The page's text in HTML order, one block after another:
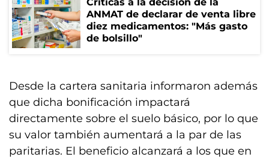
ANMAT de declarar de venta libre
diez medicamentos: "Más gasto
de bolsillo"
Desde la cartera sanitaria informaron además
que dicha bonificación impactará
directamente sobre el suelo básico, por lo que
su valor también aumentará a la par de las
paritarias. El beneficio alcanzará a los que en